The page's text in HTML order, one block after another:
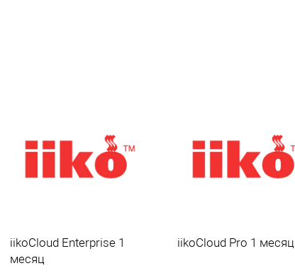
iikoCloud Enterprise 1
месяц
iikoCloud Pro 1 месяц